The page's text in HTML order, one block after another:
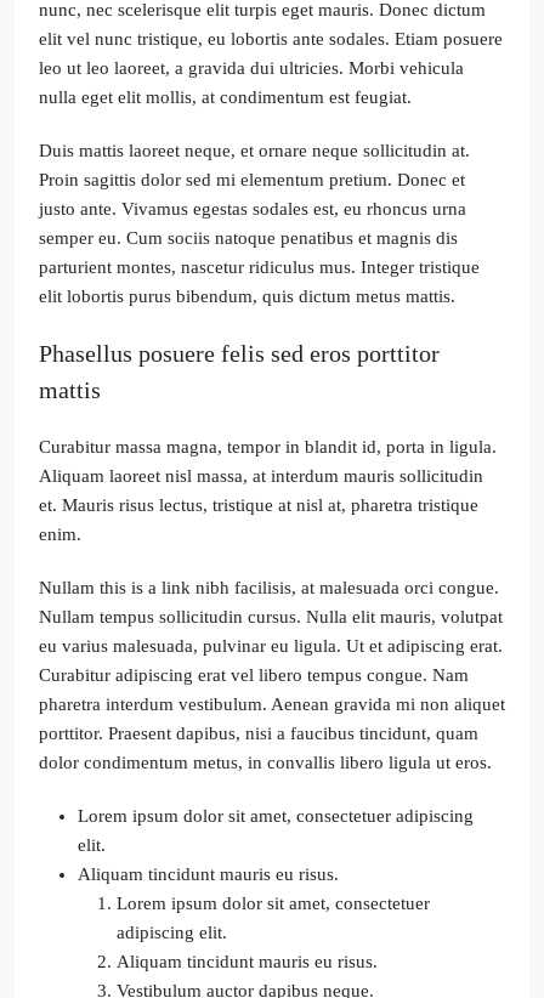
nunc, nec scelerisque elit turpis eget mauris. Donec dictum
elit vel nunc tristique, eu lobortis ante sodales. Etiam posuere
leo ut leo laoreet, a gravida dui ultricies. Morbi vehicula
nulla eget elit mollis, at condimentum est feugiat.
Duis mattis laoreet neque, et ornare neque sollicitudin at.
Proin sagittis dolor sed mi elementum pretium. Donec et
justo ante. Vivamus egestas sodales est, eu rhoncus urna
semper eu. Cum sociis natoque penatibus et magnis dis
parturient montes, nascetur ridiculus mus. Integer tristique
elit lobortis purus bibendum, quis dictum metus mattis.
Phasellus posuere felis sed eros porttitor
mattis
Curabitur massa magna, tempor in blandit id, porta in ligula.
Aliquam laoreet nisl massa, at interdum mauris sollicitudin
et. Mauris risus lectus, tristique at nisl at, pharetra tristique
enim.
Nullam this is a link nibh facilisis, at malesuada orci congue.
Nullam tempus sollicitudin cursus. Nulla elit mauris, volutpat
eu varius malesuada, pulvinar eu ligula. Ut et adipiscing erat.
Curabitur adipiscing erat vel libero tempus congue. Nam
pharetra interdum vestibulum. Aenean gravida mi non aliquet
porttitor. Praesent dapibus, nisi a faucibus tincidunt, quam
dolor condimentum metus, in convallis libero ligula ut eros.
Lorem ipsum dolor sit amet, consectetuer adipiscing
elit.
Aliquam tincidunt mauris eu risus.
Lorem ipsum dolor sit amet, consectetuer
adipiscing elit.
Aliquam tincidunt mauris eu risus.
Vestibulum auctor dapibus neque.